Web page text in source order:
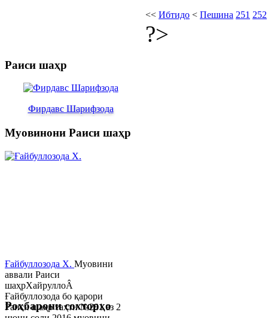
<< Ибтидо < Пешина 251 252
?>
Раиси шаҳр
Фирдавс Шарифзода
Муовинони Раиси шаҳр
Ғайбуллозода Х. Муовини
аввали Раиси
шаҳрХайруллоÂ
Ғайбуллозода бо қарори
Раиси шаҳр таҳти №281 аз 2
Роҳбарони сохторҳо